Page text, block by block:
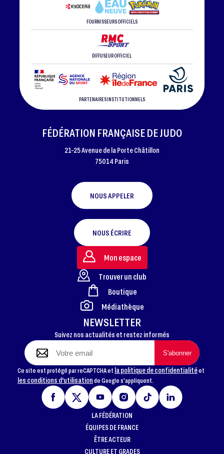
FOURNISSEURS OFFICIELS
DIFFUSEUR OFFICIEL
PARTENAIRES INSTITUTIONNELS
FOOTER
FÉDÉRATION FRANÇAISE DE JUDO
21-25 Avenue de la Porte Châtillon
75014 Paris
NOUS APPELER
NOUS ÉCRIRE
NEWSLETTER
Suivez nos actualités et restez informés
Ce site est protégé par reCAPTCHA et la politique de confidentialitéet
les conditions d'utilisationde Google s'appliquent.
Mon espace
Trouver un club
Boutique
Médiathèque
LA FÉDÉRATION
ÉQUIPES DE FRANCE
ÊTRE ACTEUR
CULTURE ET GRADES